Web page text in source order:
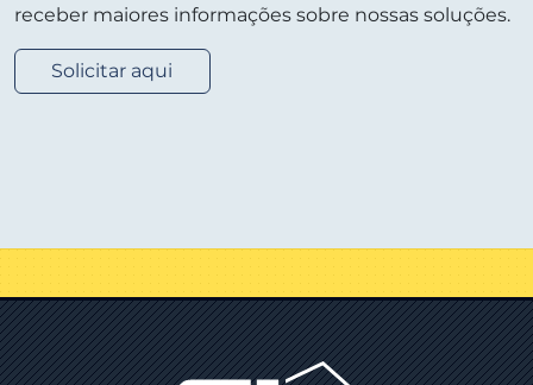
receber maiores informações sobre nossas soluções.
Solicitar aqui